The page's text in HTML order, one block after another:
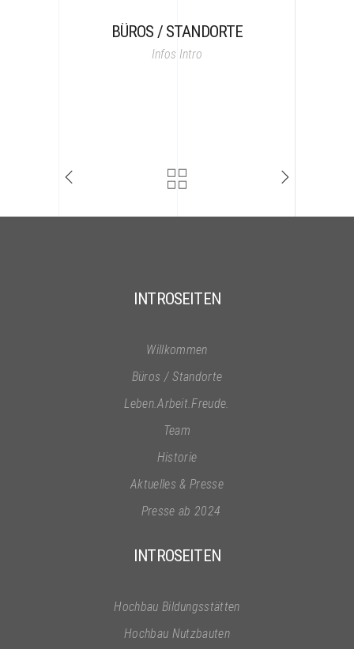
BÜROS / STANDORTE
Infos Intro
INTROSEITEN
Willkommen
Büros / Standorte
Leben.Arbeit.Freude.
Team
Historie
Aktuelles & Presse
Presse ab 2024
INTROSEITEN
Hochbau Bildungsstätten
Hochbau Nutzbauten